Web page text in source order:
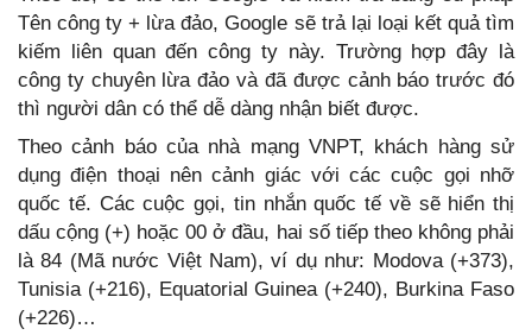
Tên công ty + lừa đảo, Google sẽ trả lại loại kết quả tìm
kiếm liên quan đến công ty này. Trường hợp đây là
công ty chuyên lừa đảo và đã được cảnh báo trước đó
thì người dân có thể dễ dàng nhận biết được.
Theo cảnh báo của nhà mạng VNPT, khách hàng sử
dụng điện thoại nên cảnh giác với các cuộc gọi nhỡ
quốc tế. Các cuộc gọi, tin nhắn quốc tế về sẽ hiển thị
dấu cộng (+) hoặc 00 ở đầu, hai số tiếp theo không phải
là 84 (Mã nước Việt Nam), ví dụ như: Modova (+373),
Tunisia (+216), Equatorial Guinea (+240), Burkina Faso
(+226)…